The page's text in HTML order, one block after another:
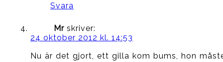
Svara
Mr skriver:
24 oktober 2012 kl. 14:53
Nu är det gjort, ett gilla kom bums, hon